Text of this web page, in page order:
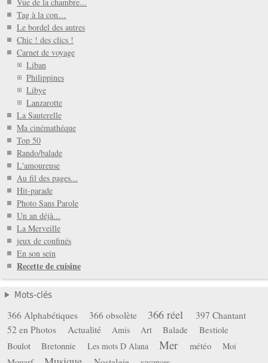
Vue de la chambre...
Tag à la con…
Le bordel des autres
Chic ! des clics !
Carnet de voyage
Liban
Philippines
Libye
Lanzarotte
La Sauterelle
Ma cinémathéque
Top 50
Rando/balade
L'amoureuse
Au fil des pages...
Hit-parade
Photo Sans Parole
Un an déjà...
La Merveille
jeux de confinés
En son sein
Recette de cuisine
Mots-clés
366 Alphabétiques 366 obsolète 366 réel
397 Chantant
52 en Photos
Actualité Amis Art Balade
Bestiole
Boulot
Bretonnie Les mots D Alana Mer météo Moi